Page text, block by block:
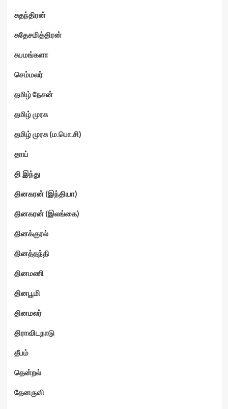
சுதந்திரன்
சுதேசமித்திரன்
சுபமங்களா
செம்மலர்
தமிழ் நேசன்
தமிழ் முரசு
தமிழ் முரசு (ம.பொ.சி)
தாய்
தி இந்து
தினகரன் (இந்தியா)
தினகரன் (இலங்கை)
தினக்குரல்
தினத்தந்தி
தினமணி
தினபூமி
தினமலர்
திராவிடநாடு
தீபம்
தென்றல்
தேனருவி